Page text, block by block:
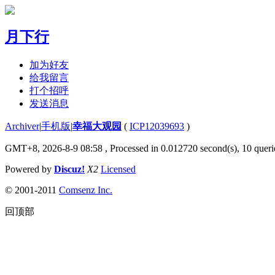
月下行
加为好友
给我留言
打个招呼
发送消息
Archiver|手机版|幸福大观园 ( ICP12039693 )
GMT+8, 2026-8-9 08:58 , Processed in 0.012720 second(s), 10
Powered by Discuz! X2 Licensed
© 2001-2011 Comsenz Inc.
回顶部